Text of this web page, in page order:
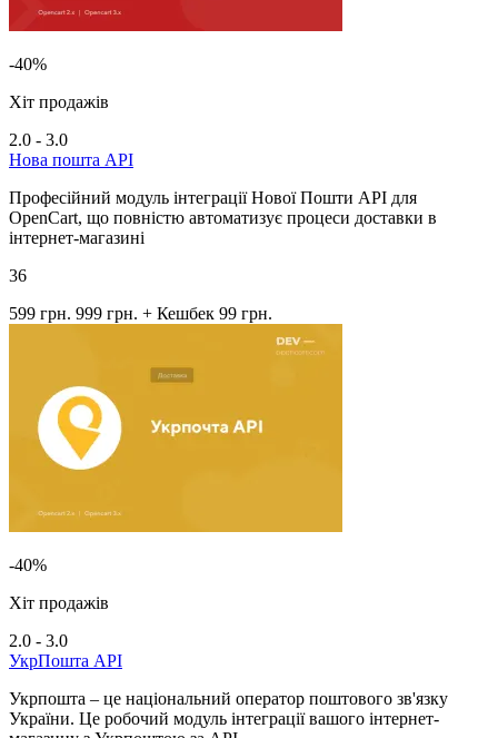
-40%
Хіт продажів
2.0 - 3.0
Нова пошта API
Професійний модуль інтеграції Нової Пошти API для
OpenCart, що повністю автоматизує процеси доставки в
інтернет-магазині
36
599 грн. 999 грн. + Кешбек 99 грн.
-40%
Хіт продажів
2.0 - 3.0
УкрПошта API
Укрпошта – це національний оператор поштового зв'язку
України. Це робочий модуль інтеграції вашого інтернет-